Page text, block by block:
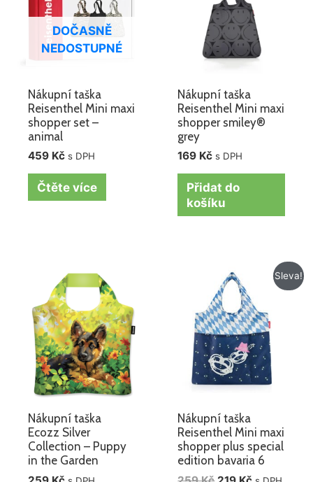
DOČASNĚ
NEDOSTUPNÉ
Nákupní taška
Reisenthel Mini maxi
shopper set –
animal
459 Kč s DPH
Čtěte více
Nákupní taška
Reisenthel Mini maxi
shopper smiley®
grey
169 Kč s DPH
Přidat do
košíku
Nákupní taška
Ecozz Silver
Collection – Puppy
in the Garden
Sleva!
Nákupní taška
Reisenthel Mini maxi
shopper plus special
edition bavaria 6
Původní
cena
byla:
259 Kč.
Aktuální
cena
je:
219 Kč.